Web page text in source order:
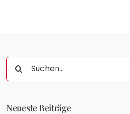
Suche
nach:
Neueste Beiträge